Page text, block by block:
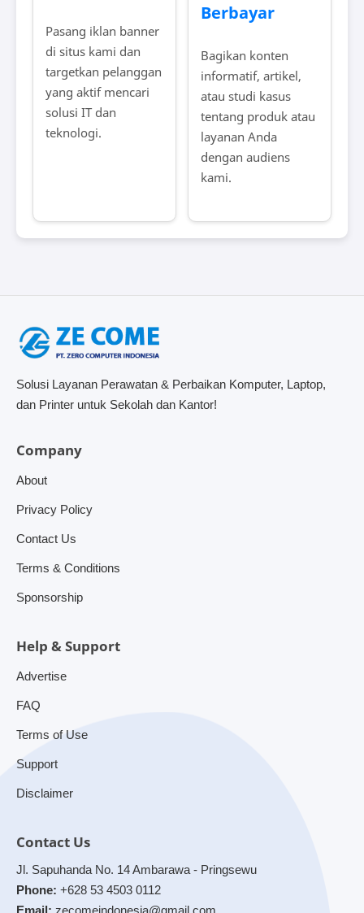
Pasang iklan banner
di situs kami dan
targetkan pelanggan
yang aktif mencari
solusi IT dan
teknologi.
Berbayar
Bagikan konten
informatif, artikel,
atau studi kasus
tentang produk atau
layanan Anda
dengan audiens
kami.
Solusi Layanan Perawatan & Perbaikan Komputer, Laptop,
dan Printer untuk Sekolah dan Kantor!
Company
About
Privacy Policy
Contact Us
Terms & Conditions
Sponsorship
Help & Support
Advertise
FAQ
Terms of Use
Support
Disclaimer
Contact Us
Jl. Sapuhanda No. 14 Ambarawa - Pringsewu
Phone: +628 53 4503 0112
Email: zecomeindonesia@gmail.com